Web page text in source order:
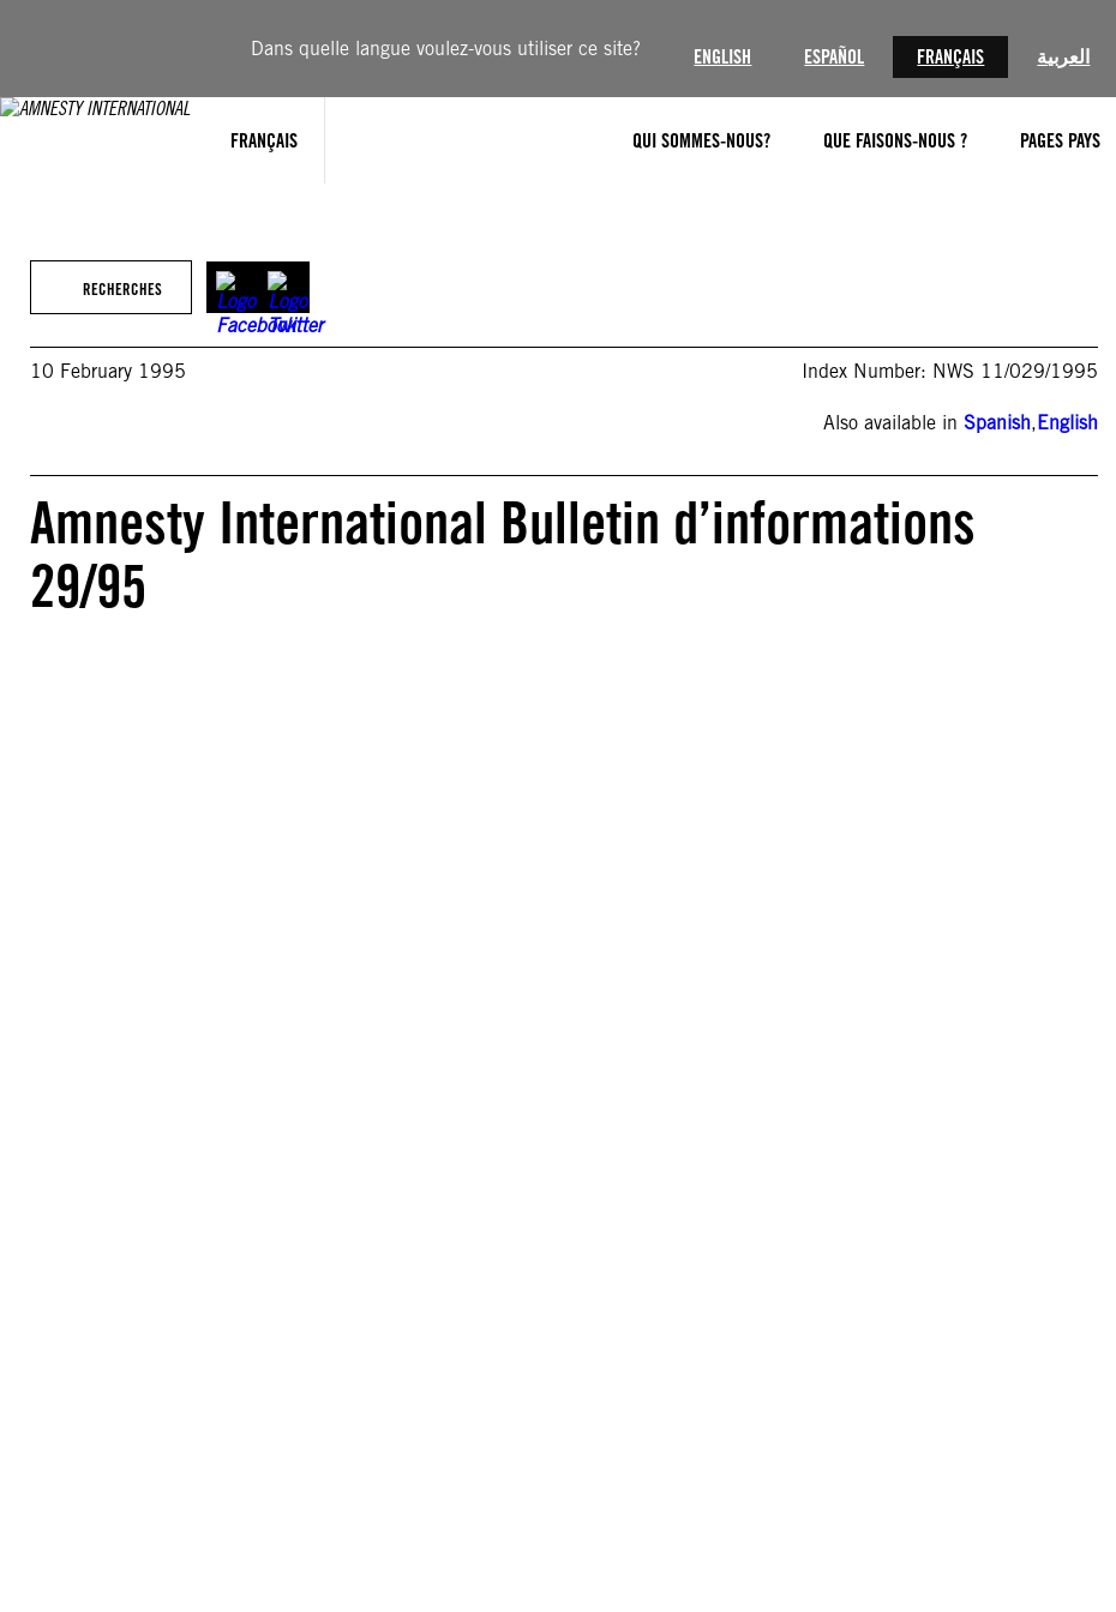
Dans quelle langue voulez-vous utiliser ce site? ENGLISH ESPAÑOL FRANÇAIS العربية
FRANÇAIS QUI SOMMES-NOUS? QUE FAISONS-NOUS ? PAGES PAYS
RECHERCHES
10 February 1995 Index Number: NWS 11/029/1995
Also available inSpanish,English
Amnesty International Bulletin d’informations
29/95